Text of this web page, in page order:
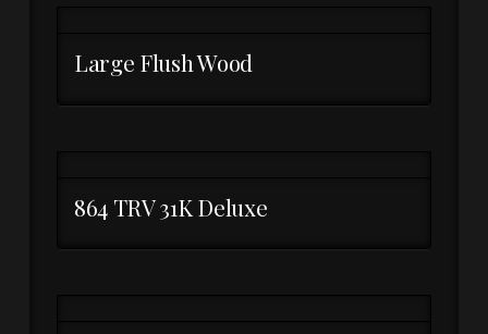
Large Flush Wood
864 TRV 31K Deluxe